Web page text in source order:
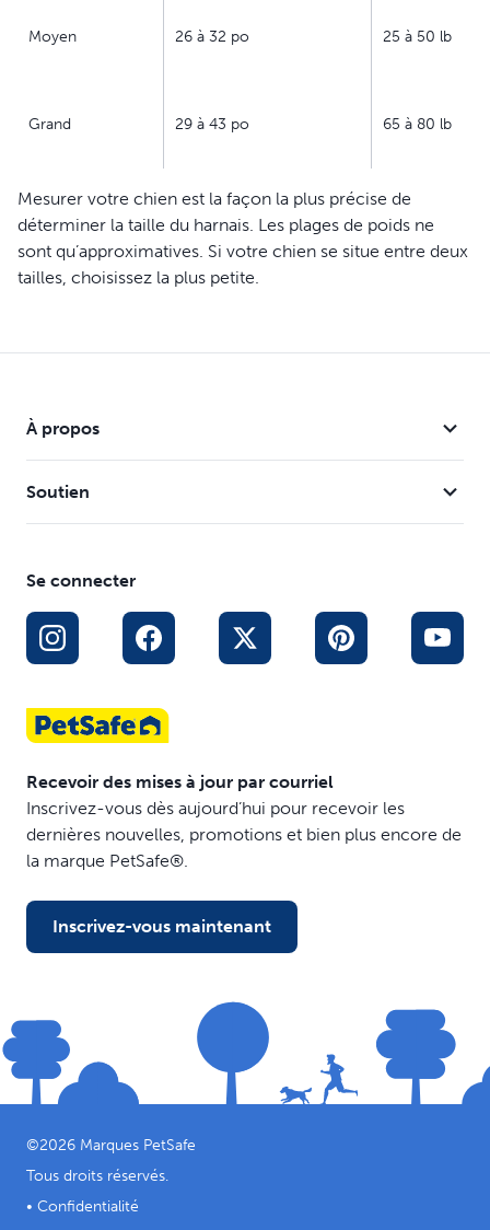
Moyen 26 à 32 po 25 à 50 lb
Grand 29 à 43 po 65 à 80 lb
Mesurer votre chien est la façon la plus précise de
déterminer la taille du harnais. Les plages de poids ne
sont qu’approximatives. Si votre chien se situe entre deux
tailles, choisissez la plus petite.
À propos
Soutien
Se connecter
Recevoir des mises à jour par courriel
Inscrivez-vous dès aujourd’hui pour recevoir les
dernières nouvelles, promotions et bien plus encore de
la marque PetSafe®.
Inscrivez-vous maintenant
©2026 Marques PetSafe
Tous droits réservés.
• Confidentialité